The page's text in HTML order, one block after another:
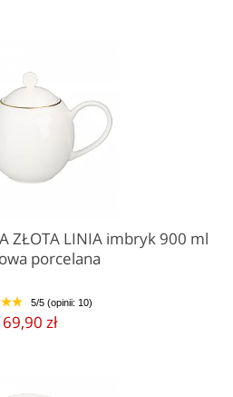
ZŁOTA LINIA imbryk 900 ml
porcelana
4 5 5/5 (opinii: 10)
69,90 zł